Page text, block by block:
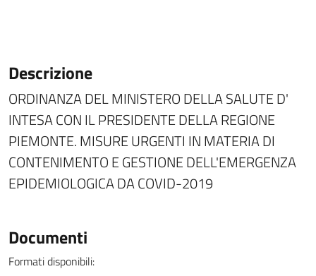
Descrizione
ORDINANZA DEL MINISTERO DELLA SALUTE D'
INTESA CON IL PRESIDENTE DELLA REGIONE
PIEMONTE. MISURE URGENTI IN MATERIA DI
CONTENIMENTO E GESTIONE DELL'EMERGENZA
EPIDEMIOLOGICA DA COVID-2019
Documenti
Formati disponibili: